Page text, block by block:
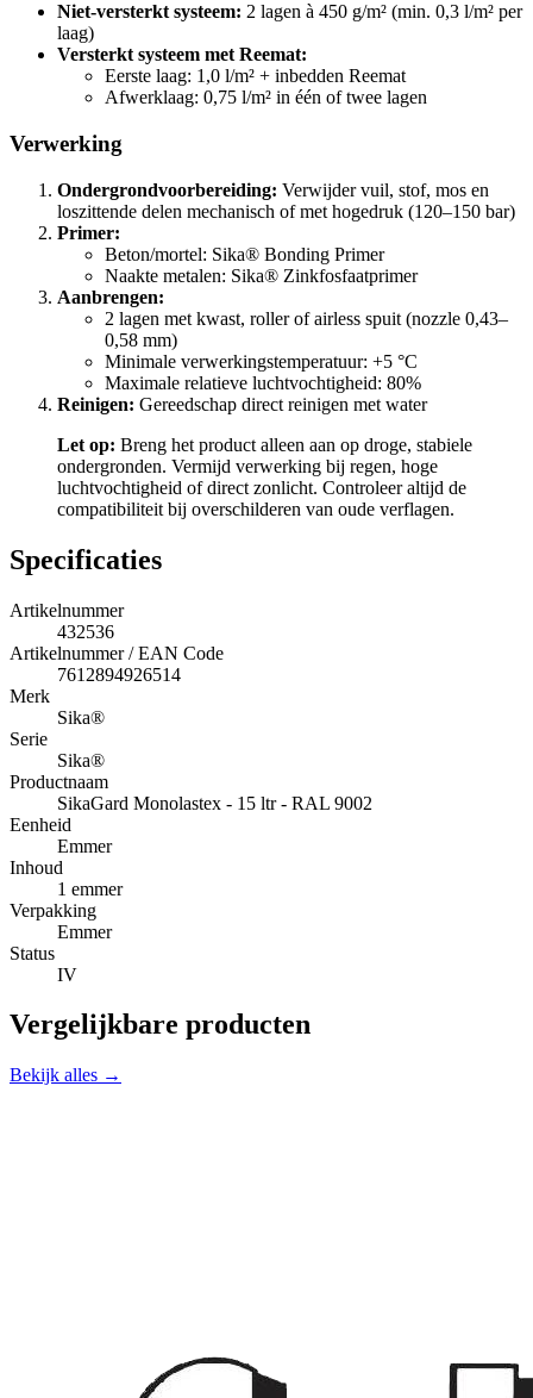
Niet-versterkt systeem: 2 lagen à 450 g/m² (min. 0,3 l/m² per
laag)
Versterkt systeem met Reemat:
Eerste laag: 1,0 l/m² + inbedden Reemat
Afwerklaag: 0,75 l/m² in één of twee lagen
Verwerking
Ondergrondvoorbereiding: Verwijder vuil, stof, mos en
loszittende delen mechanisch of met hogedruk (120–150 bar)
Primer:
Beton/mortel: Sika® Bonding Primer
Naakte metalen: Sika® Zinkfosfaatprimer
Aanbrengen:
2 lagen met kwast, roller of airless spuit (nozzle 0,43–
0,58 mm)
Minimale verwerkingstemperatuur: +5 °C
Maximale relatieve luchtvochtigheid: 80%
Reinigen: Gereedschap direct reinigen met water
Let op: Breng het product alleen aan op droge, stabiele
ondergronden. Vermijd verwerking bij regen, hoge
luchtvochtigheid of direct zonlicht. Controleer altijd de
compatibiliteit bij overschilderen van oude verflagen.
Specificaties
Artikelnummer
432536
Artikelnummer / EAN Code
7612894926514
Merk
Sika®
Serie
Sika®
Productnaam
SikaGard Monolastex - 15 ltr - RAL 9002
Eenheid
Emmer
Inhoud
1 emmer
Verpakking
Emmer
Status
IV
Vergelijkbare producten
Bekijk alles →